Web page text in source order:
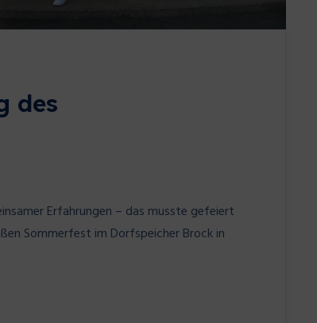
des
Erfahrungen – das musste gefeiert
Sommerfest im Dorfspeicher Brock in